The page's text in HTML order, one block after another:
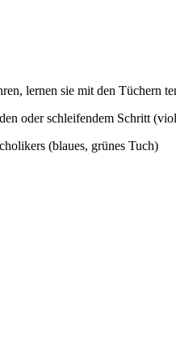
lernen sie mit den Tüchern
oder schleifendem Schritt
(blaues, grünes Tuch)